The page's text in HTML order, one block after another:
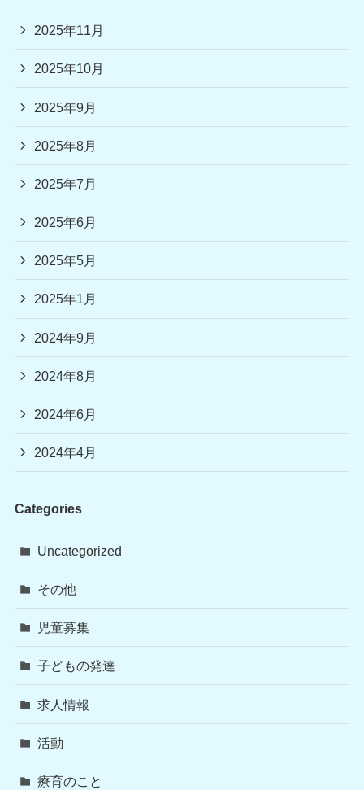
2025年11月
2025年10月
2025年9月
2025年8月
2025年7月
2025年6月
2025年5月
2025年1月
2024年9月
2024年8月
2024年6月
2024年4月
Categories
Uncategorized
その他
児童募集
子どもの発達
求人情報
活動
療育のこと